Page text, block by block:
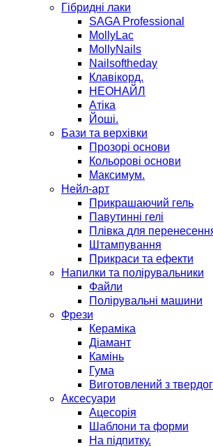
Гібридні лаки
SAGA Professional
MollyLac
MollyNails
Nailsoftheday
Клавікорд.
НЕОНАЙЛ
Атіка
Йоші.
Бази та верхівки
Прозорі основи
Кольорові основи
Максимум.
Нейл-арт
Прикрашаючий гель
Павутинні гелі
Плівка для
Штампування
Прикраси та ефекти
Напилки та полірувальники
Файли
Полірувальні машини
Фрези
Кераміка
Діамант
Камінь
Гума
Виготовлений з
Аксесуари
Ацесорія
Шаблони та форми
На підпитку.